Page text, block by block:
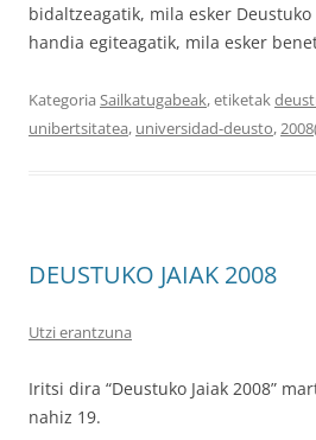
bidaltzeagatik, mila esker
handia egiteagatik, mila esker
Kategoria Sailkatugabeak, etiketak
unibertsitatea, universidad-deusto,
DEUSTUKO JAIAK 2008
Utzi erantzuna
Iritsi dira “Deustuko Jaiak 2008”
nahiz 19.